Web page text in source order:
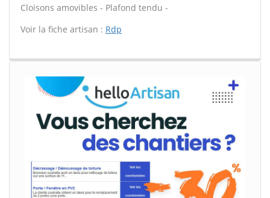
Cloisons amovibles - Plafond tendu -
Voir la fiche artisan : Rdp